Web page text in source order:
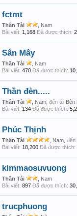
fctmt
Thần Tài
, Nam
Bài viết: 1,168 Đã được thích:
Sân Mây
Thần Tài
, Nam
Bài viết: 470 Đã được thích:
Thần đèn.....
Thần Tài , Nam, đến từ Bên
Bài viết: 134 Đã được thích:
Phúc Thịnh
Thần Tài , Nam, đến
Bài viết: 18,200 Đã được thích:
kimmaosuvuong
Thần Tài
, Nam
Bài viết: 897 Đã được thích:
trucphuong